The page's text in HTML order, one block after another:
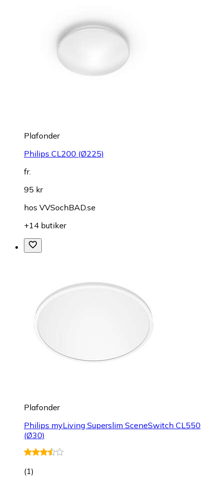
Plafonder
Philips CL200 (Ø225)
fr.
95 kr
hos VVSochBAD.se
+14 butiker
Plafonder
Philips myLiving Superslim SceneSwitch CL550
(Ø30)
(1)